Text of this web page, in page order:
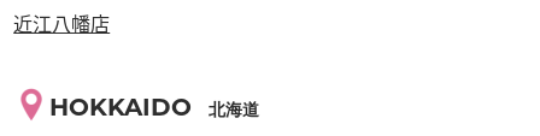
近江八幡店
HOKKAIDO 北海道